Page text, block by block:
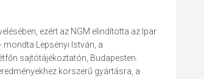
ezért az NGM elindította az Ipar
Lepsényi István, a
sajtótájékoztatón, Budapesten.
korszerű gyártásra, a